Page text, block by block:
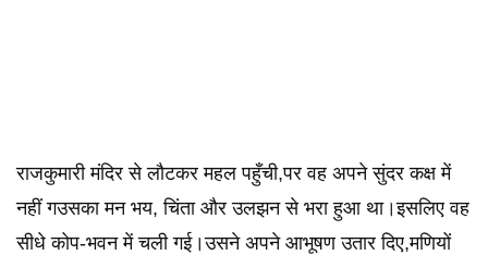
राजकुमारी मंदिर से लौटकर महल पहुँची,पर वह अपने सुंदर कक्ष में
नहीं गउसका मन भय, चिंता और उलझन से भरा हुआ था।इसलिए वह
सीधे कोप-भवन में चली गई।उसने अपने आभूषण उतार दिए,मणियों